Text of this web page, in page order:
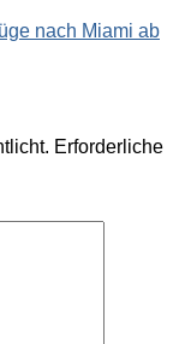
nach Miami ab
Erforderliche